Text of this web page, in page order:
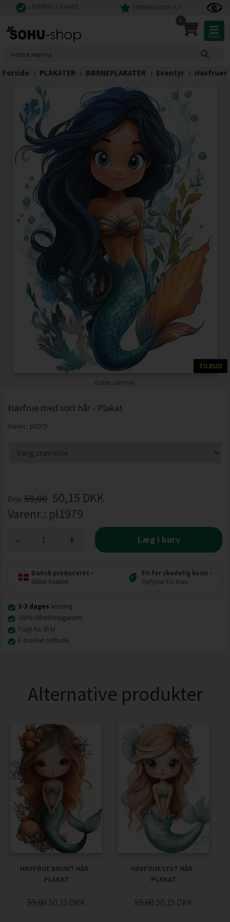
LEVERING 1-3 DAGE FREMRAGENDE 4,7
0
Menu
Forside › PLAKATER › BØRNEPLAKATER › Eventyr › Havfruer
TILBUD
(Uden ramme)
Havfrue med sort hår - Plakat
Varenr.: pl1979
Pris 59,00 50,15 DKK
Varenr.: pl1979
+
- Læg i kurv
Dansk produceret •
Sikker kvalitet
Fri for skadelig kemi •
Opfylder EU-krav
1-3 dages levering
100% tilfredhedsgaranti
Fragt fra 35 kr
E-mærket netbutik
Alternative produkter
HAVFRUE BRUNT HÅR -
PLAKAT
59,00 50,15 DKK
HAVFRUE LYST HÅR -
PLAKAT
59,00 50,15 DKK